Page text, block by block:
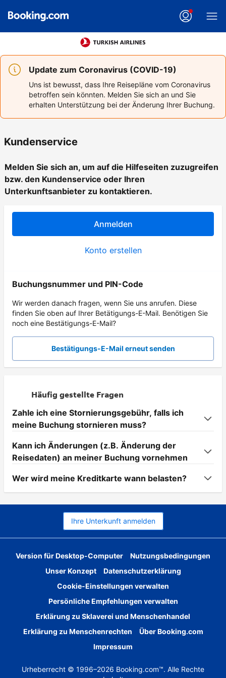
Update zum Coronavirus (COVID-19)
Uns ist bewusst, dass Ihre Reisepläne vom Coronavirus
betroffen sein könnten. Melden Sie sich an und Sie
erhalten Unterstützung bei der Änderung Ihrer Buchung.
Kundenservice
Melden Sie sich an, um auf die Hilfeseiten zuzugreifen
bzw. den Kundenservice oder Ihren
Unterkunftsanbieter zu kontaktieren.
Anmelden
Konto erstellen
Buchungsnummer und PIN-Code
Wir werden danach fragen, wenn Sie uns anrufen. Diese
finden Sie oben auf Ihrer Betätigungs-E-Mail. Benötigen Sie
noch eine Bestätigungs-E-Mail?
Bestätigungs-E-Mail erneut senden
Häufig gestellte Fragen
Zahle ich eine Stornierungsgebühr, falls ich
meine Buchung stornieren muss?
Kann ich Änderungen (z.B. Änderung der
Reisedaten) an meiner Buchung vornehmen
Wer wird meine Kreditkarte wann belasten?
Ihre Unterkunft anmelden
Version für Desktop-Computer
Nutzungsbedingungen
Unser Konzept
Datenschutzerklärung
Cookie-Einstellungen verwalten
Persönliche Empfehlungen verwalten
Erklärung zu Sklaverei und Menschenhandel
Erklärung zu Menschenrechten
Über Booking.com
Impressum
Urheberrecht © 1996–2026 Booking.com™. Alle Rechte